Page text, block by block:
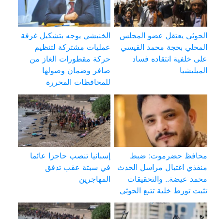
الحوثي يعتقل عضو المجلس
المحلي بحجة محمد القيسي
على خلفية انتقاده فساد
الميليشيا
الخنبشي يوجه بتشكيل غرفة
عمليات مشتركة لتنظيم
حركة مقطورات الغاز من
صافر وضمان وصولها
للمحافظات المحررة
محافظ حضرموت: ضبط
منفذي اغتيال مراسل الحدث
محمد عيضة.. والتحقيقات
تثبت تورط خلية تتبع الحوثي
إسبانيا تنصب حاجزا عائما
في سبتة عقب تدفق
المهاجرين